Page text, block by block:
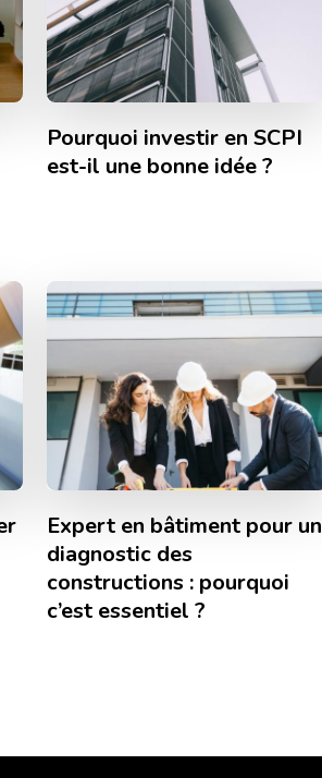
Pourquoi investir en SCPI
est-il une bonne idée ?
Expert en bâtiment pour un
diagnostic des
constructions : pourquoi
c’est essentiel ?